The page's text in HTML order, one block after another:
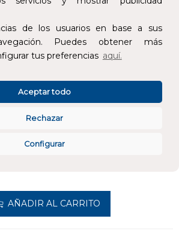
de los usuarios en base a sus
Puedes obtener más
tus preferencias aquí.
Configurar
Rechazar
Aceptar todo
al carrito y sigue el proceso de
para ver la disponibilidad y los
AÑADIR AL CARRITO